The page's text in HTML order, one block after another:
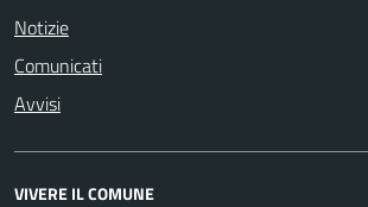
Notizie
Comunicati
Avvisi
VIVERE IL COMUNE